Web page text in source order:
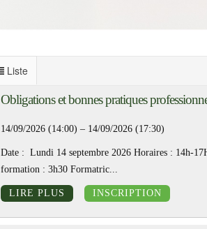
Liste
Obligations et bonnes pratiques
14/09/2026 (14:00) – 14/09/2026 (17:30)
Date : Lundi 14 septembre 2026 Horaires : 14h-
formation : 3h30 Formatric...
LIRE PLUS INSCRIPTION